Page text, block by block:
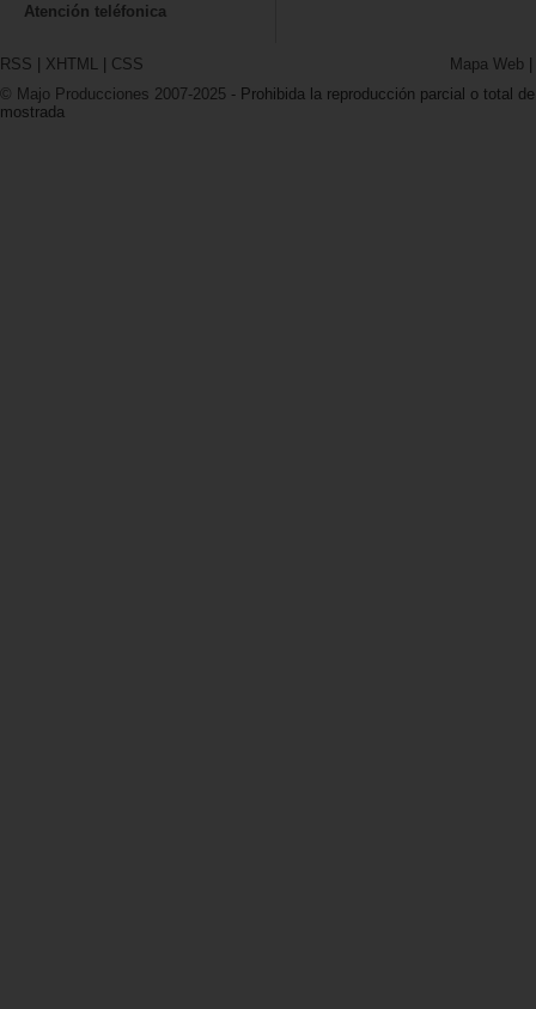
Atención teléfonica
RSS | XHTML | CSS Mapa Web |
© Majo Producciones 2007-2025 - Prohibida la reproducción parcial o total
mostrada